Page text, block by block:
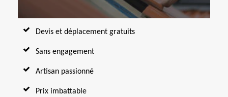
Devis et déplacement gratuits
Sans engagement
Artisan passionné
Prix imbattable